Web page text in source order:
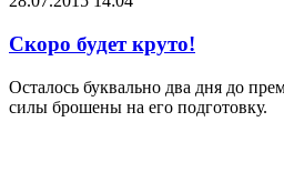
Скоро будет круто!
Осталось буквально два дня до
силы брошены на его подготовку.